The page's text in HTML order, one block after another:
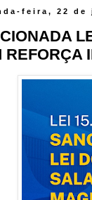
feira, 22 de
REFORÇA